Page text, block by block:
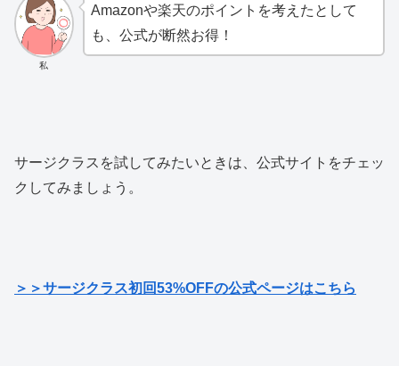
私
Amazonや楽天のポイントを考えたとして
も、公式が断然お得！
サージクラスを試してみたいときは、公式サイトをチェッ
クしてみましょう。
＞＞サージクラス初回53%OFFの公式ページはこちら